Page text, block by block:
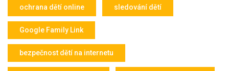
ochrana dětí online sledování dětí
Google Family Link
bezpečnost dětí na internetu